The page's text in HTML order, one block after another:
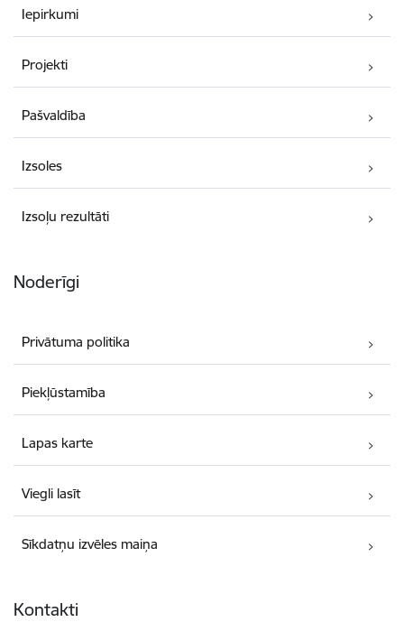
Iepirkumi
Projekti
Pašvaldība
Izsoles
Izsoļu rezultāti
Noderīgi
Privātuma politika
Piekļūstamība
Lapas karte
Viegli lasīt
Sīkdatņu izvēles maiņa
Kontakti